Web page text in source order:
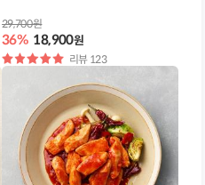
36% 18,900원
29,700원
별
점
리뷰 123